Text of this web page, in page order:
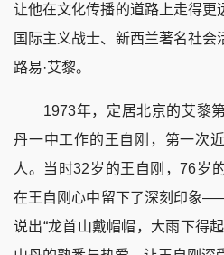
让他在文化传播的道路上走得更
国际主义战士、新西兰著名社
路易·艾黎。
1973年，定居北京的艾黎第
丹一中工作的王自刚，第一次
人。当时32岁的王自刚，76岁
在王自刚心中留下了深刻印象
说出“龙首山戴帽帽，大雨下得